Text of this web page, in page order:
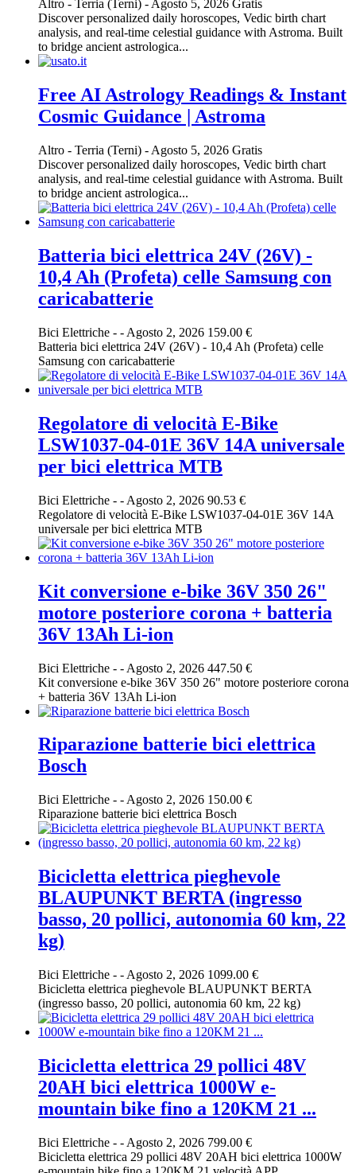
Altro - Terria (Terni) - Agosto 5, 2026 Gratis
Discover personalized daily horoscopes, Vedic birth chart
analysis, and real-time celestial guidance with Astroma. Built
to bridge ancient astrologica...
Free AI Astrology Readings & Instant
Cosmic Guidance | Astroma
Altro - Terria (Terni) - Agosto 5, 2026 Gratis
Discover personalized daily horoscopes, Vedic birth chart
analysis, and real-time celestial guidance with Astroma. Built
to bridge ancient astrologica...
Batteria bici elettrica 24V (26V) -
10,4 Ah (Profeta) celle Samsung con
caricabatterie
Bici Elettriche - - Agosto 2, 2026 159.00 €
Batteria bici elettrica 24V (26V) - 10,4 Ah (Profeta) celle
Samsung con caricabatterie
Regolatore di velocità E-Bike
LSW1037-04-01E 36V 14A universale
per bici elettrica MTB
Bici Elettriche - - Agosto 2, 2026 90.53 €
Regolatore di velocità E-Bike LSW1037-04-01E 36V 14A
universale per bici elettrica MTB
Kit conversione e-bike 36V 350 26"
motore posteriore corona + batteria
36V 13Ah Li-ion
Bici Elettriche - - Agosto 2, 2026 447.50 €
Kit conversione e-bike 36V 350 26" motore posteriore corona
+ batteria 36V 13Ah Li-ion
Riparazione batterie bici elettrica
Bosch
Bici Elettriche - - Agosto 2, 2026 150.00 €
Riparazione batterie bici elettrica Bosch
Bicicletta elettrica pieghevole
BLAUPUNKT BERTA (ingresso
basso, 20 pollici, autonomia 60 km, 22
kg)
Bici Elettriche - - Agosto 2, 2026 1099.00 €
Bicicletta elettrica pieghevole BLAUPUNKT BERTA
(ingresso basso, 20 pollici, autonomia 60 km, 22 kg)
Bicicletta elettrica 29 pollici 48V
20AH bici elettrica 1000W e-
mountain bike fino a 120KM 21 ...
Bici Elettriche - - Agosto 2, 2026 799.00 €
Bicicletta elettrica 29 pollici 48V 20AH bici elettrica 1000W